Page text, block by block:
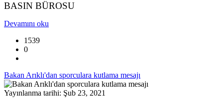
BASIN BÜROSU
Devamını oku
1539
0
Bakan Arıklı'dan sporculara kutlama mesajı
Yayınlanma tarihi: Şub 23, 2021